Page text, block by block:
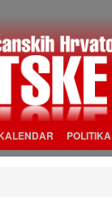
POLITIKA